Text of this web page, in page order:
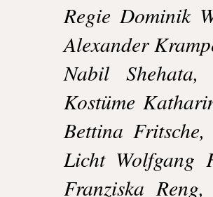
Regie Dominik
Alexander
Nabil
Kostüme
Bettina
Licht Wolfgang
Franziska